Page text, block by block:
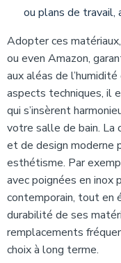
ou plans de
Adopter ces
ou even Amazon,
aux aléas de
aspects techniques, il
qui s’insèrent
votre salle de bain. La
et de design moderne
esthétisme. Par
avec poignées en inox
contemporain, tout en
durabilité de ses
remplacements
choix à long terme.